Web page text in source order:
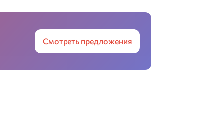
Смотреть предложения